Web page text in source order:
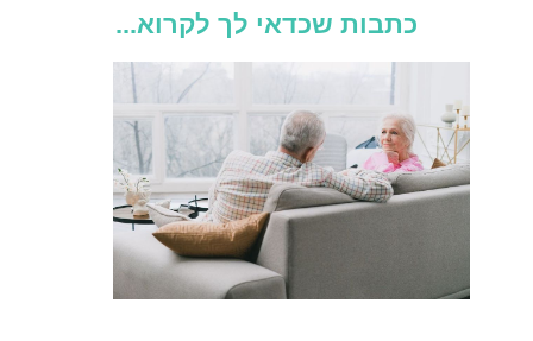
כתבות שכדאי לך לקרוא...